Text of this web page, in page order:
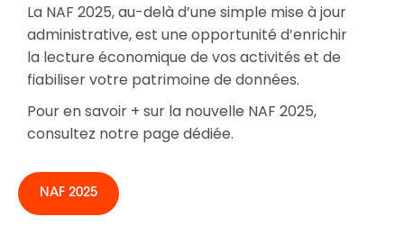
La NAF 2025, au-delà d’une simple mise à jour
administrative, est une opportunité d’enrichir
la lecture économique de vos activités et de
fiabiliser votre patrimoine de données.
Pour en savoir + sur la nouvelle NAF 2025,
consultez notre page dédiée.
NAF 2025